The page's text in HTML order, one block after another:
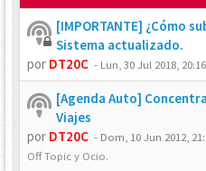
[IMPORTANTE] ¿Cómo
Sistema actualizado.
por DT20C - Lun, 30 Jul 2018, 20:16
[Agenda Auto]
Viajes
por DT20C - Dom, 10 Jun 2012,
Off Topic y Ocio.